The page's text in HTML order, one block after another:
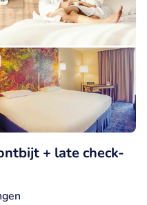
+ late check-